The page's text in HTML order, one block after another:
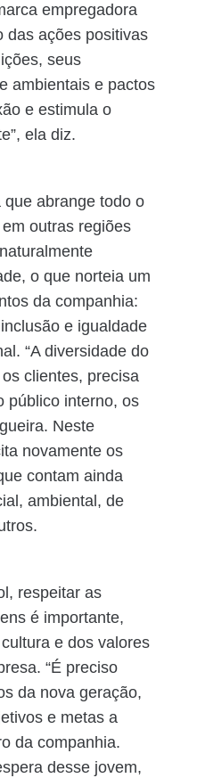
empregadora
das ações positivas
seus
ambientais e pactos
e estimula o
ela diz.
abrange todo o
outras regiões
o que norteia um
da companhia:
e igualdade
“A diversidade do
clientes, precisa
público interno, os
Neste
novamente os
contam ainda
ambiental, de
respeitar as
é importante,
e dos valores
“É preciso
da nova geração,
e metas a
da companhia.
desse jovem,